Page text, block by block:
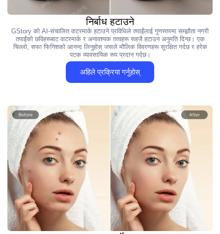
निर्बाध हटाउने
GStory को AI-संचालित वाटरमार्क हटाउने प्रविधिले तपाईंलाई गुणस्तरमा सम्झौता नगरी
तपाईंको छविहरूबाट वाटरमार्क र अनावश्यक तत्वहरू सहजै हटाउन अनुमति दिन्छ। एक
चिल्लो, सफा फिनिशको आनन्द लिनुहोस् जसले मौलिक विवरणहरू सुरक्षित गर्दछ र हरेक
पटक व्यावसायिक रूप प्रदान गर्दछ।
अहिले प्रक्रिया गर्नुहोस्